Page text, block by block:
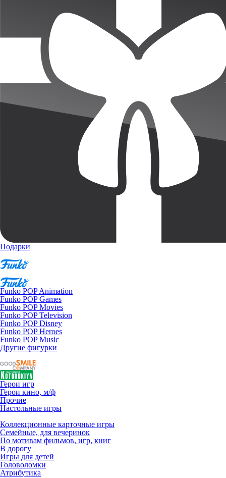
Подарки
Funko POP Animation
Funko POP Games
Funko POP Movies
Funko POP Television
Funko POP Disney
Funko POP Heroes
Funko POP Music
Другие фигурки
Герои игр
Герои кино, м/ф
Прочие
Настольные игры
Коллекционные карточные игры
Семейные, для вечеринок
По мотивам фильмов, игр, книг
В дорогу
Игры для детей
Головоломки
Атрибутика